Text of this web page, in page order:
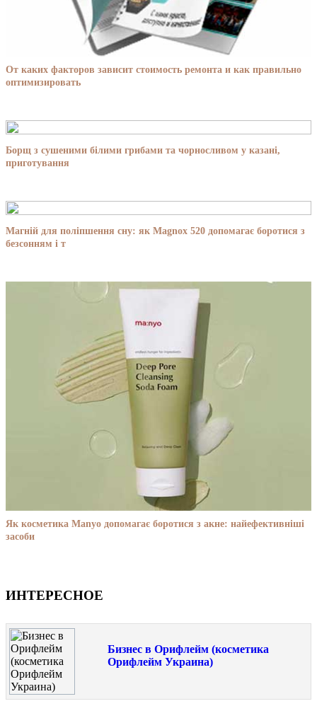
От каких факторов зависит стоимость ремонта и как правильно
оптимизировать
Борщ з сушеними білими грибами та чорносливом у казані,
приготування
Магній для поліпшення сну: як Magnox 520 допомагає боротися з
безсонням і т
Як косметика Manyo допомагає боротися з акне: найефективніші
засоби
ИНТЕРЕСНОЕ
Бизнес в Орифлейм (косметика
Орифлейм Украина)